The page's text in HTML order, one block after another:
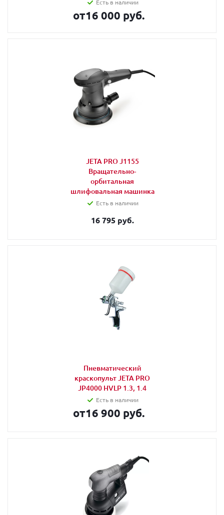
Есть в наличии
от16 000 руб.
JETA PRO J1155
Вращательно-
орбитальная
шлифовальная машинка
Есть в наличии
16 795 руб.
Пневматический
краскопульт JETA PRO
JP4000 HVLP 1.3, 1.4
Есть в наличии
от16 900 руб.